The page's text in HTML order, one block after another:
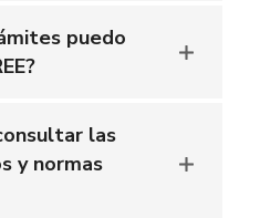
puedo
las
y normas